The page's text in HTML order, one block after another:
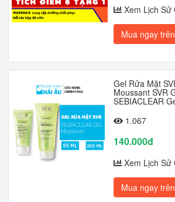
Xem Lịch Sử
Mua ngay
Gel Rửa Mặt
Moussant SVR
SEBIACLEAR
1.067
140.000đ
Xem Lịch Sử
Mua ngay